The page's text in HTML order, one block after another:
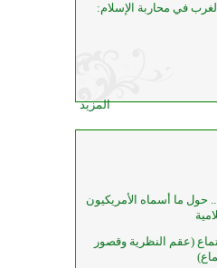
في محاربة الإسلام:
المزيد
حول ما أسماه الأمريكيون
(عقم النظرية وقصور